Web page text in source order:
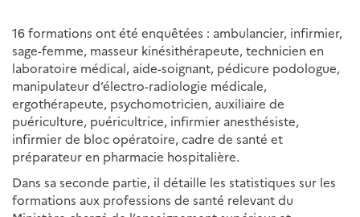
16 formations ont été enquêtées : ambulancier, infirmier,
sage-femme, masseur kinésithérapeute, technicien en
laboratoire médical, aide-soignant, pédicure podologue,
manipulateur d’électro-radiologie médicale,
ergothérapeute, psychomotricien, auxiliaire de
puériculture, puéricultrice, infirmier anesthésiste,
infirmier de bloc opératoire, cadre de santé et
préparateur en pharmacie hospitalière.
Dans sa seconde partie, il détaille les statistiques sur les
formations aux professions de santé relevant du